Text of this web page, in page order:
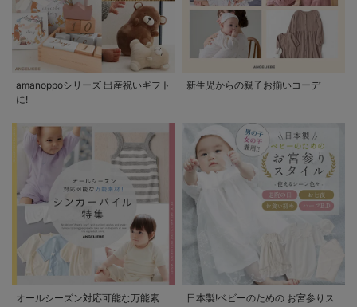
amanoppoシリーズ 出産祝いギフト
に!
新生児からの親子お揃いコーデ
オールシーズン対応可能な万能素
日本製!ベビーのための お宮参りス